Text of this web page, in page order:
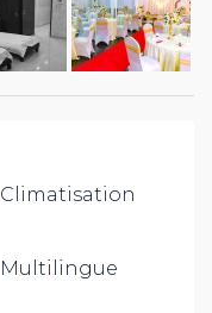
Climatisation
Multilingue